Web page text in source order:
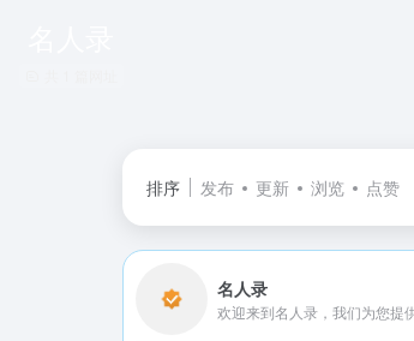
排序 发布 更新 浏览 点赞
名人录